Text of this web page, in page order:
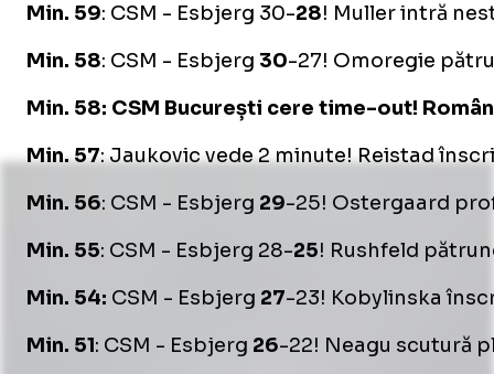
Min. 59: CSM - Esbjerg 30-28! Muller intră
Min. 58: CSM - Esbjerg 30-27! Omoregie
Min. 58: CSM București cere time-out!
Min. 57: Jaukovic vede 2 minute! Reistad
Min. 56: CSM - Esbjerg 29-25! Ostergaard
Min. 55: CSM - Esbjerg 28-25! Rushfeld
Min. 54: CSM - Esbjerg 27-23! Kobylinska
Min. 51: CSM - Esbjerg 26-22! Neagu scutură